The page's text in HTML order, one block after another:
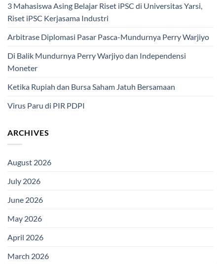
3 Mahasiswa Asing Belajar Riset iPSC di Universitas Yarsi,
Riset iPSC Kerjasama Industri
Arbitrase Diplomasi Pasar Pasca-Mundurnya Perry Warjiyo
Di Balik Mundurnya Perry Warjiyo dan Independensi
Moneter
Ketika Rupiah dan Bursa Saham Jatuh Bersamaan
Virus Paru di PIR PDPI
ARCHIVES
August 2026
July 2026
June 2026
May 2026
April 2026
March 2026